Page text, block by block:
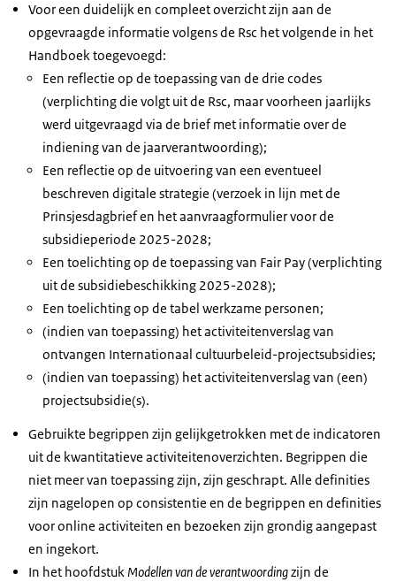
Voor een duidelijk en compleet overzicht zijn aan de
opgevraagde informatie volgens de Rsc het volgende in het
Handboek toegevoegd:
Een reflectie op de toepassing van de drie codes
(verplichting die volgt uit de Rsc, maar voorheen jaarlijks
werd uitgevraagd via de brief met informatie over de
indiening van de jaarverantwoording);
Een reflectie op de uitvoering van een eventueel
beschreven digitale strategie (verzoek in lijn met de
Prinsjesdagbrief en het aanvraagformulier voor de
subsidieperiode 2025-2028;
Een toelichting op de toepassing van Fair Pay (verplichting
uit de subsidiebeschikking 2025-2028);
Een toelichting op de tabel werkzame personen;
(indien van toepassing) het activiteitenverslag van
ontvangen Internationaal cultuurbeleid-projectsubsidies;
(indien van toepassing) het activiteitenverslag van (een)
projectsubsidie(s).
Gebruikte begrippen zijn gelijkgetrokken met de indicatoren
uit de kwantitatieve activiteitenoverzichten. Begrippen die
niet meer van toepassing zijn, zijn geschrapt. Alle definities
zijn nagelopen op consistentie en de begrippen en definities
voor online activiteiten en bezoeken zijn grondig aangepast
en ingekort.
In het hoofdstukModellen van de verantwoordingzijn de